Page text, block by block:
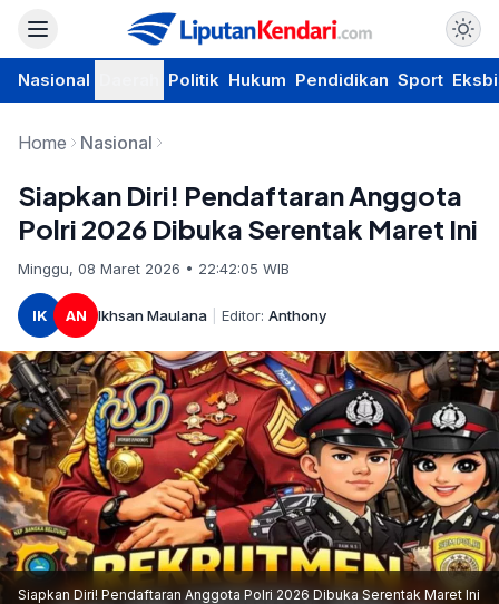
Nasional Politik Hukum Pendidikan Sport
Home Nasional
Siapkan Diri! Pendaftaran Anggota
Polri 2026 Dibuka Serentak Maret Ini
Minggu, 08 Maret 2026 • 22:42:05 WIB
IK AN Ikhsan Maulana Editor: Anthony
Siapkan Diri! Pendaftaran Anggota Polri 2026 Dibuka Serentak Maret Ini